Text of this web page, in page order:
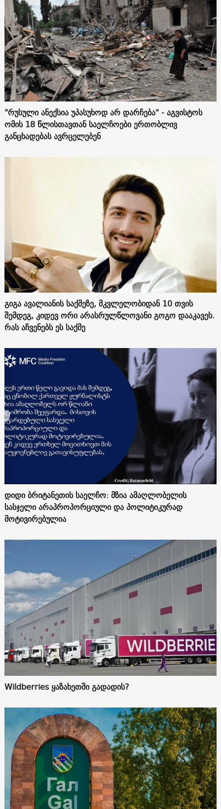
"რუსული ანექსია უპასუხოდ არ დარჩება" - აგვისტოს
ომის 18 წლისთავთან საელჩოები ერთობლივ
განცხადებას ავრცელებენ
გიგა ავალიანის საქმეზე, მკვლელობიდან 10 თვის
შემდეგ, კიდევ ორი არასრულწლოვანი გოგო დააკავეს.
რას აჩვენებს ეს საქმე
დიდი ბრიტანეთის საელჩო: მზია ამაღლობელის
სასჯელი არაპროპორციული და პოლიტიკურად
მოტივირებულია
Wildberries ყაზახეთში გადადის?